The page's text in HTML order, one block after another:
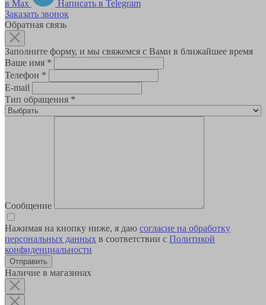
в Max
Написать в Telegram
Заказать звонок
Обратная связь
Заполните форму, и мы свяжемся с Вами в ближайшее время
Ваше имя *
Телефон *
E-mail
Тип обращения *
Сообщение
Нажимая на кнопку ниже, я даю согласие на обработку
персональных данных в соответствии с Политикой
конфиденциальности
Наличие в магазинах